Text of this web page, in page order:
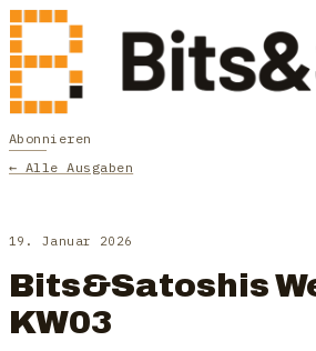
Abonnieren
← Alle Ausgaben
19. Januar 2026
Bits&Satoshis
KW03